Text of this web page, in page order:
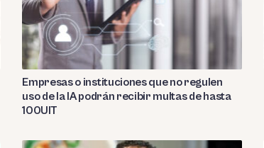
Empresas o instituciones que no regulen
uso de la IA podrán recibir multas de hasta
100UIT